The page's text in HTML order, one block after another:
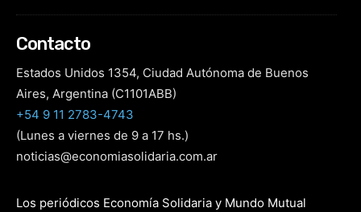
Contacto
Estados Unidos 1354, Ciudad Autónoma de Buenos
Aires, Argentina (C1101ABB)
+54 9 11 2783-4743
(Lunes a viernes de 9 a 17 hs.)
noticias@economiasolidaria.com.ar
Los periódicos Economía Solidaria y Mundo Mutual